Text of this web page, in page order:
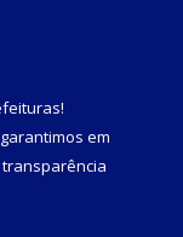
!
em